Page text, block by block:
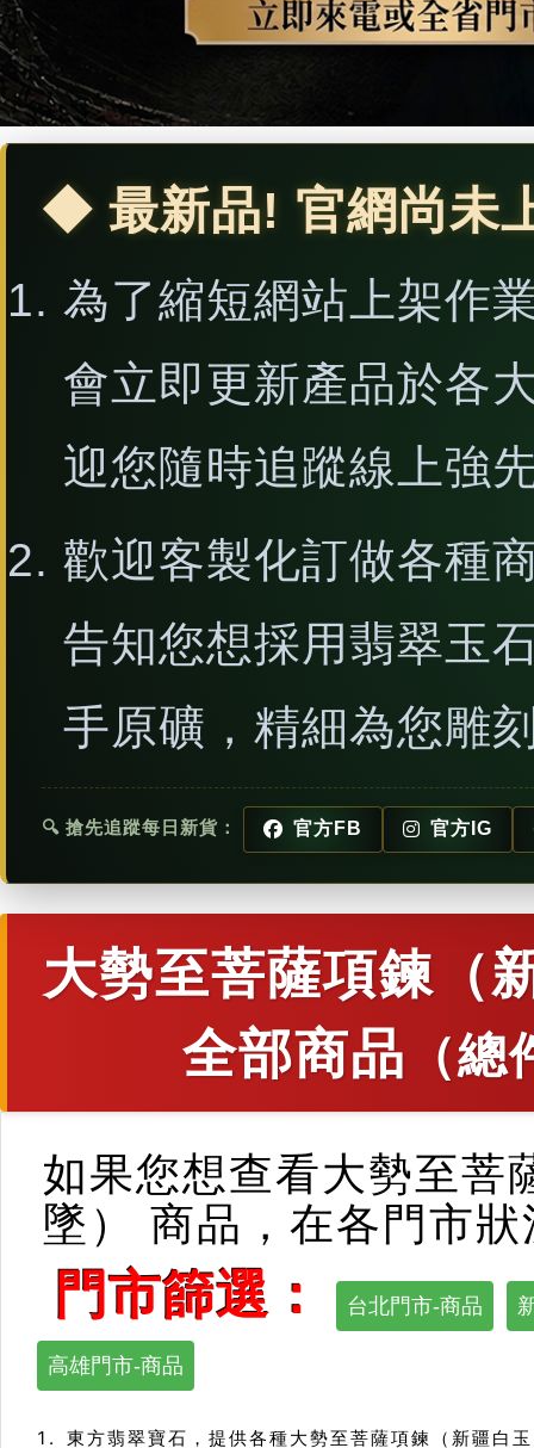
◆ 最新品! 官網尚未
為了縮短網站上架作
會立即更新產品於各
迎您隨時追蹤線上強
歡迎客製化訂做各種
告知您想採用翡翠玉
手原礦，精細為您雕
🔍 搶先追蹤每日新貨： 官方FB 官方IG
大勢至菩薩項鍊（
全部商品 （
如果您想查看大勢至菩
墜） 商品，在各門市
門市篩選： 台北門市-商品
高雄門市-商品
東方翡翠寶石，提供各種大勢至菩薩項鍊（新疆白